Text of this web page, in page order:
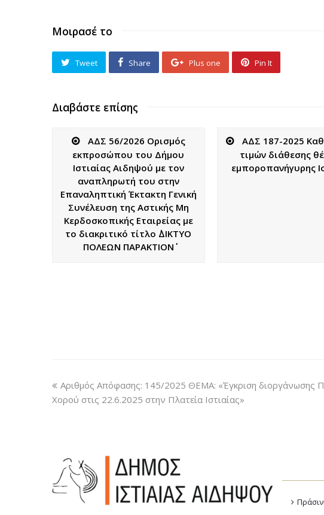
Μοιρασέ το
Tweet Share Plus one Pin It
Διαβάστε επίσης
ΑΔΣ 56/2026 Ορισμός
εκπροσώπου του Δήμου
Ιστιαίας Αιδηψού με τον
αναπληρωτή του στην
Επαναληπτική Έκτακτη Γενική
Συνέλευση της Αστικής Μη
Κερδοσκοπικής Εταιρείας με
το διακριτικό τίτλο ΄΄ΔΙΚΤΥΟ
ΠΟΛΕΩΝ ΠΑΡΑΚΤΙΟΝ΄΄
ΑΔΣ 187-2025
τιμών διάθεσης
εμποροπανήγυρης
Αριθμός Απόφασης: 145/2025 ΘΕΜΑ: «Έγκριση διοργάνωσης
Χορού στις 22.6.2025 στην Πλατεία Ιστιαίας»